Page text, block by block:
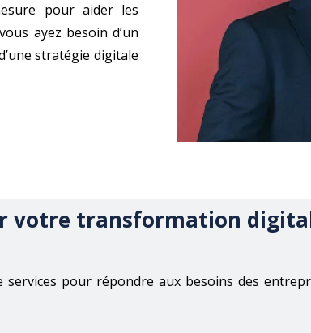
pour aider les
ayez besoin d’un
stratégie digitale
votre transformation
pour répondre aux besoins des